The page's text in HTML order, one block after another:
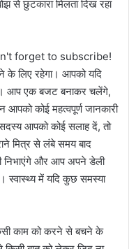
से छुटकारा मिलता दिख रहा
forget to subscribe!
लिए रहेगा। आपको यदि
आप एक बजट बनाकर चलेंगे,
कोई महत्वपूर्ण जानकारी
सदस्य आपको कोई सलाह दें, तो
मित्र से लंबे समय बाद
निभाएंगे और आप अपने डेली
स्वास्थ्य में यदि कुछ समस्या
काम को करने से बचने के